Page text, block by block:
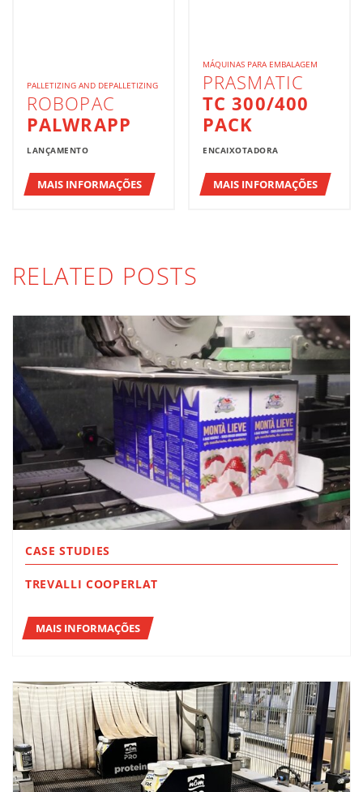
PALLETIZING AND DEPALLETIZING
ROBOPAC
PALWRAPP
LANÇAMENTO
MAIS INFORMAÇÕES
MÁQUINAS PARA EMBALAGEM
PRASMATIC
TC 300/400
PACK
ENCAIXOTADORA
MAIS INFORMAÇÕES
RELATED POSTS
CASE STUDIES
TREVALLI COOPERLAT
MAIS INFORMAÇÕES